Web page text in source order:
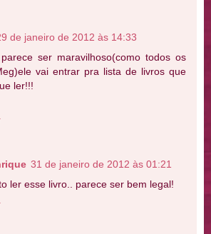
de janeiro de 2012 às 14:33
ser maravilhoso(como todos os
vai entrar pra lista de livros que
ler!!!
31 de janeiro de 2012 às 01:21
ler esse livro.. parece ser bem legal!